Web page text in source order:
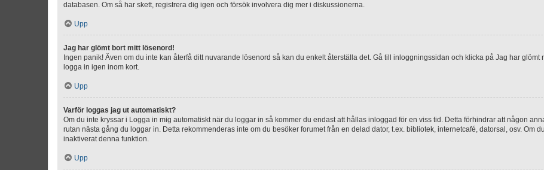
databasen. Om så har skett, registrera dig igen och försök involvera dig mer i diskussionerna.
Upp
Jag har glömt bort mitt lösenord!
Ingen panik! Även om du inte kan återfå ditt nuvarande lösenord så kan du enkelt återställa det. Gå till inloggningssidan och klicka på Jag har
logga in igen inom kort.
Upp
Varför loggas jag ut automatiskt?
Om du inte kryssar i Logga in mig automatiskt när du loggar in så kommer du endast att hållas inloggad för en viss tid. Detta förhindrar att någon
rutan nästa gång du loggar in. Detta rekommenderas inte om du besöker forumet från en delad dator, t.ex. bibliotek, internetcafé, datorsal, osv. Om
inaktiverat denna funktion.
Upp